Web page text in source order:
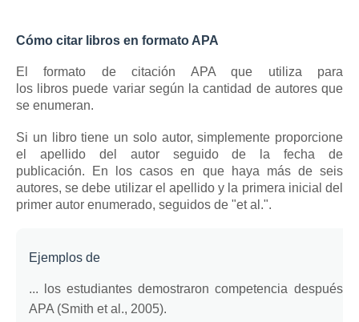
Cómo citar libros en formato APA
El formato de citación APA que utiliza para
los libros puede variar según la cantidad de autores que
se enumeran.
Si un libro tiene un solo autor, simplemente proporcione
el apellido del autor seguido de la fecha de
publicación.
En los casos en que haya más de seis
autores, se debe utilizar el apellido y la primera inicial del
primer autor enumerado, seguidos de "et al.".
Ejemplos de
... los estudiantes demostraron competencia después
APA (Smith et al., 2005).